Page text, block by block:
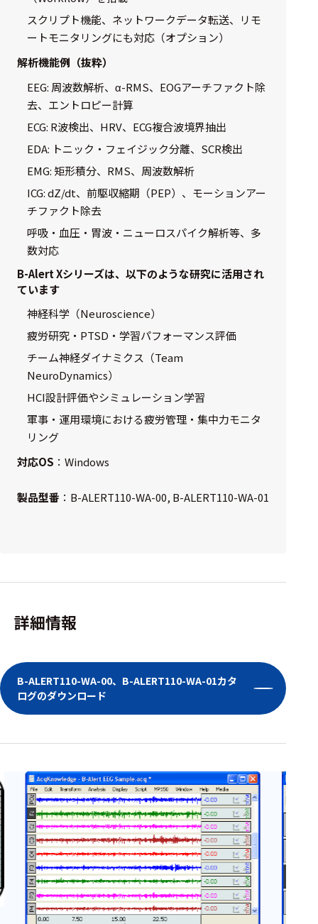
スクリプト機能、ネットワークデータ転送、リモ
ートモニタリングにも対応（オプション）
解析機能例（抜粋）
EEG: 周波数解析、α-RMS、EOGアーチファクト除
去、エントロピー計算
ECG: R波検出、HRV、ECG複合波境界抽出
EDA: トニック・フェイジック分離、SCR検出
EMG: 矩形積分、RMS、周波数解析
ICG: dZ/dt、前駆収縮期（PEP）、モーションアー
チファクト除去
呼吸・血圧・胃波・ニューロスパイク解析等、多
数対応
B-Alert Xシリーズは、以下のような研究に活用され
ています
神経科学（Neuroscience）
疲労研究・PTSD・学習パフォーマンス評価
チーム神経ダイナミクス（Team
NeuroDynamics）
HCI設計評価やシミュレーション学習
軍事・運用環境における疲労管理・集中力モニタ
リング
対応OS ：Windows
製品型番 ：B-ALERT110-WA-00, B-ALERT110-WA-01
詳細情報
B-ALERT110-WA-00、B-ALERT110-WA-01カタ
ログのダウンロード